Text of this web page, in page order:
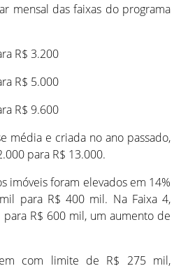
mensal das faixas do programa
R$ 3.200
R$ 5.000
R$ 9.600
média e criada no ano passado,
para R$ 13.000.
imóveis foram elevados em 14%
para R$ 400 mil. Na Faixa 4,
R$ 600 mil, um aumento de
com limite de R$ 275 mil,